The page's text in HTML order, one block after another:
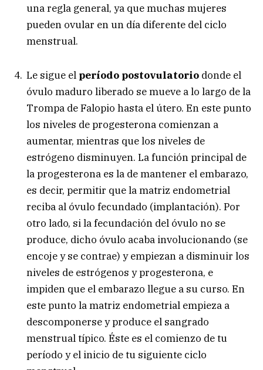
una regla general, ya que muchas mujeres
pueden ovular en un día diferente del ciclo
menstrual.
Le sigue el período postovulatorio donde el
óvulo maduro liberado se mueve a lo largo de la
Trompa de Falopio hasta el útero. En este punto
los niveles de progesterona comienzan a
aumentar, mientras que los niveles de
estrógeno disminuyen. La función principal de
la progesterona es la de mantener el embarazo,
es decir, permitir que la matriz endometrial
reciba al óvulo fecundado (implantación). Por
otro lado, si la fecundación del óvulo no se
produce, dicho óvulo acaba involucionando (se
encoje y se contrae) y empiezan a disminuir los
niveles de estrógenos y progesterona, e
impiden que el embarazo llegue a su curso. En
este punto la matriz endometrial empieza a
descomponerse y produce el sangrado
menstrual típico. Éste es el comienzo de tu
período y el inicio de tu siguiente ciclo